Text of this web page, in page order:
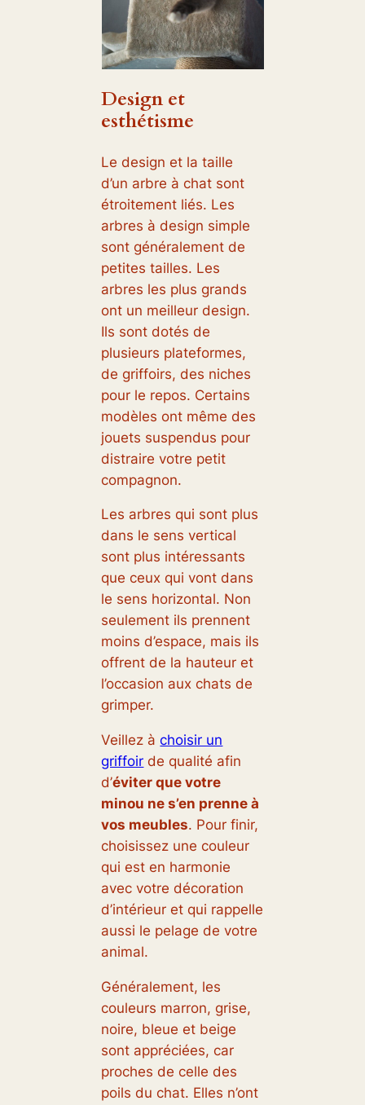
Design et
esthétisme
Le design et la taille
d’un arbre à chat sont
étroitement liés. Les
arbres à design simple
sont généralement de
petites tailles. Les
arbres les plus grands
ont un meilleur design.
Ils sont dotés de
plusieurs plateformes,
de griffoirs, des niches
pour le repos. Certains
modèles ont même des
jouets suspendus pour
distraire votre petit
compagnon.
Les arbres qui sont plus
dans le sens vertical
sont plus intéressants
que ceux qui vont dans
le sens horizontal. Non
seulement ils prennent
moins d’espace, mais ils
offrent de la hauteur et
l’occasion aux chats de
grimper.
Veillez àchoisir un
griffoir de qualité afin
d’éviter que votre
minou ne s’en prenne à
vos meubles. Pour finir,
choisissez une couleur
qui est en harmonie
avec votre décoration
d’intérieur et qui rappelle
aussi le pelage de votre
animal.
Généralement, les
couleurs marron, grise,
noire, bleue et beige
sont appréciées, car
proches de celle des
poils du chat. Elles n’ont